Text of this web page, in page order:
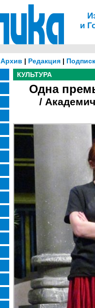
и
Архив | Редакция|
КУЛЬТУРА
Одна
/